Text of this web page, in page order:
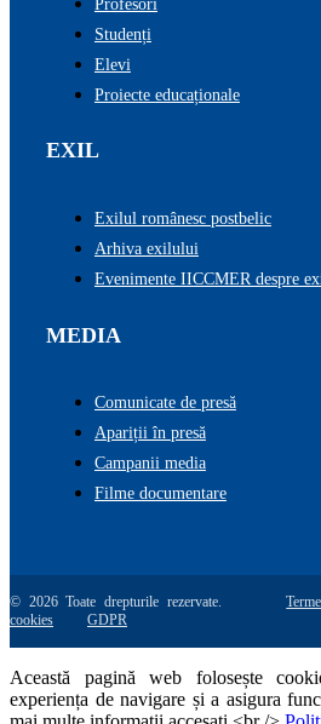
Profesori
Studenți
Elevi
Proiecte educaționale
EXIL
Exilul românesc postbelic
Arhiva exilului
Evenimente IICCMER despre
MEDIA
Comunicate de presă
Apariții în presă
Campanii media
Filme documentare
© 2026 Toate drepturile rezervate.
cookies
GDPR
Această pagină web folosește
experiența de navigare și a asigura